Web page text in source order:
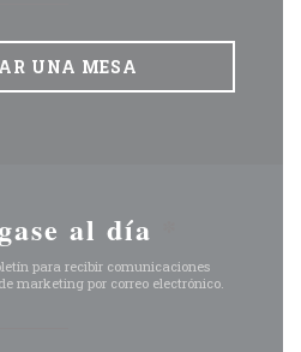
UNA MESA
al día
para recibir comunicaciones
marketing por correo electrónico.